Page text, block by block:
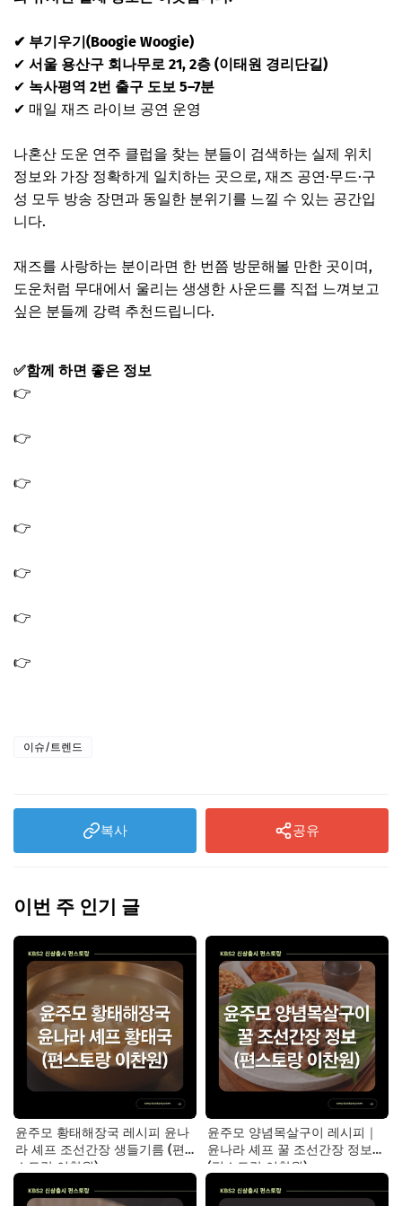
✔ 부기우기(Boogie Woogie)
✔ 서울 용산구 회나무로 21, 2층 (이태원 경리단길)
✔ 녹사평역 2번 출구 도보 5–7분
✔ 매일 재즈 라이브 공연 운영
나혼산 도운 연주 클럽을 찾는 분들이 검색하는 실제 위치
정보와 가장 정확하게 일치하는 곳으로, 재즈 공연·무드·구
성 모두 방송 장면과 동일한 분위기를 느낄 수 있는 공간입
니다.
재즈를 사랑하는 분이라면 한 번쯤 방문해볼 만한 곳이며,
도운처럼 무대에서 울리는 생생한 사운드를 직접 느껴보고
싶은 분들께 강력 추천드립니다.
✅함께 하면 좋은 정보
👉
👉
👉
👉
👉
👉
👉
이슈/트렌드
복사 공유
이번 주 인기 글
윤주모 황태해장국 레시피 윤나
라 셰프 조선간장 생들기름 (편
스토랑 이찬원)
윤주모 양념목살구이 레시피｜
윤나라 셰프 꿀 조선간장 정보
(편스토랑 이찬원)